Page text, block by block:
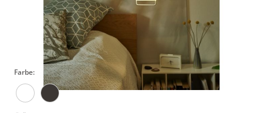
Über dem Esstisch, über dem Sofa und im Eingang - Ein
Gentleman für viele Dienste. Die Höhe der Leuchte lässt
sich leicht verstellen, indem man das flexible Kabel wie auf
einer Fadenspule auf- oder abwickelt.
Farbe: